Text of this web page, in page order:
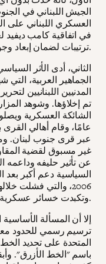
الجيش اللبناني في
العسكري اللبناني
ترتيبات لضمان إبعاد وجود حزب الله عن الحدود.
الثاني، أدى الأثر
الجماهير العربية،
المدنيين اللبنانيين
تم إخلاؤها. وشوهد
عامًا، وقام أهالي
عبر قرى جنوب لبنان.
غير مسبوق لقضية
عن تأثير حليفه وداعمه
السياسية دعم أكبر بعد
2006، والتي فشلت
وتكبدت خسائر عسكرية.
إلا أن المسألة
ترسيم رسمي للحدود
المتحدة على تحديد
باسم "الخط الأزرق".